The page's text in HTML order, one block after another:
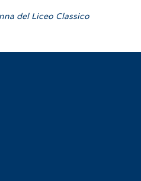
del Liceo Classico